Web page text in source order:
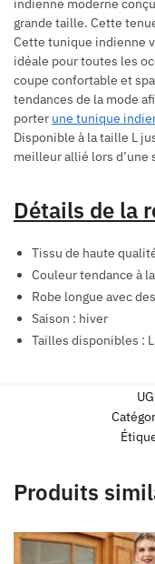
indienne moderne
grande taille. Cette
Cette tunique indienne
idéale pour toutes les
coupe confortable et
tendances de la mode
porter une tunique
Disponible à la taille L
meilleur allié lors d’une
Détails de la
Tissu de haute
Couleur tendance à
Robe longue avec
Saison : hiver
Tailles disponibles :
Produits